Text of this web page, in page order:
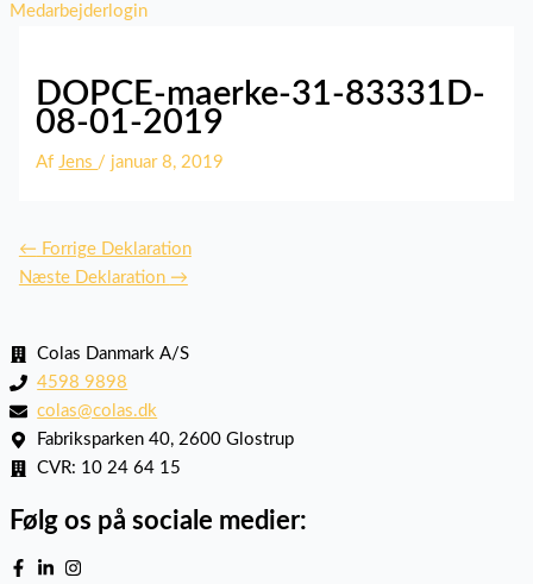
Medarbejderlogin
DOPCE-maerke-31-83331D-
08-01-2019
Af Jens / januar 8, 2019
← Forrige Deklaration
Næste Deklaration →
Colas Danmark A/S
4598 9898
colas@colas.dk
Fabriksparken 40, 2600 Glostrup
CVR: 10 24 64 15
Følg os på sociale medier: